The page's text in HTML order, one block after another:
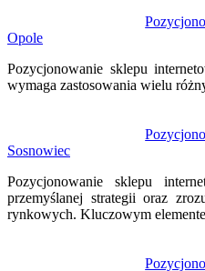
Opole
Pozycjonowanie sklepu
wymaga zastosowania wielu
Sosnowiec
Pozycjonowanie sklepu
przemyślanej strategii oraz
rynkowych. Kluczowym